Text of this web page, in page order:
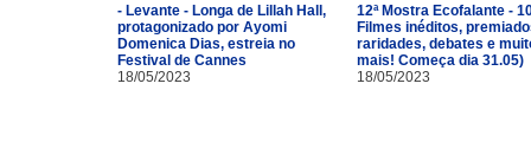
- Levante - Longa de Lillah Hall,
protagonizado por Ayomi
Domenica Dias, estreia no
Festival de Cannes
18/05/2023
12ª Mostra Ecofalante -
Filmes inéditos,
raridades, debates e
mais! Começa dia 31.05)
18/05/2023